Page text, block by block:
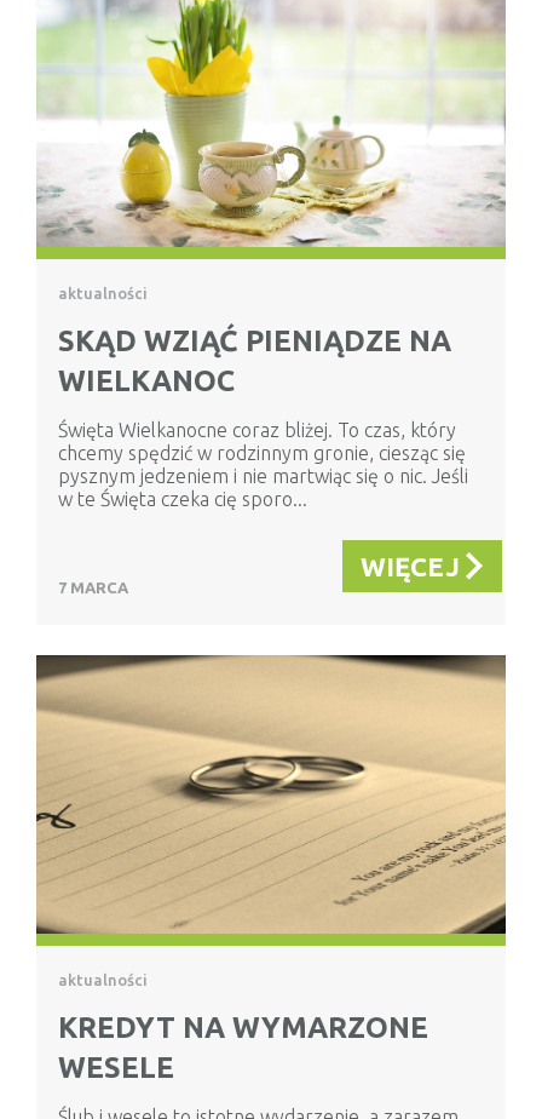
aktualności
SKĄD WZIĄĆ PIENIĄDZE NA
WIELKANOC
Święta Wielkanocne coraz bliżej. To czas, który
chcemy spędzić w rodzinnym gronie, ciesząc się
pysznym jedzeniem i nie martwiąc się o nic. Jeśli
w te Święta czeka cię sporo...
7 MARCA
WIĘCEJ
aktualności
KREDYT NA WYMARZONE
WESELE